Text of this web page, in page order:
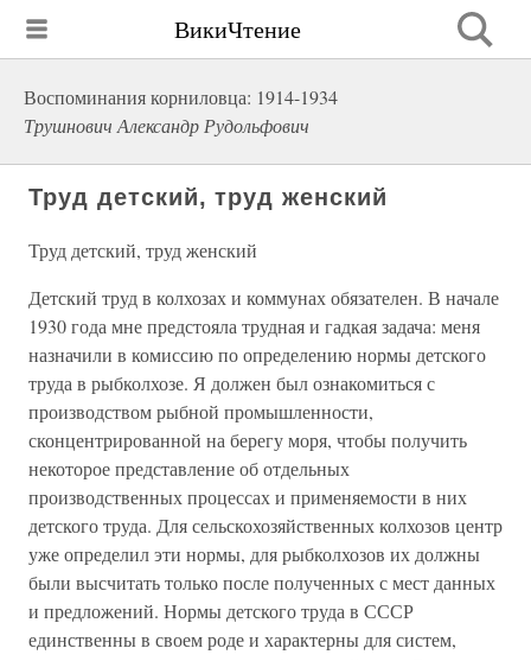
ВикиЧтение
Воспоминания корниловца: 1914-1934
Трушнович Александр Рудольфович
Труд детский, труд женский
Труд детский, труд женский
Детский труд в колхозах и коммунах обязателен. В начале
1930 года мне предстояла трудная и гадкая задача: меня
назначили в комиссию по определению нормы детского
труда в рыбколхозе. Я должен был ознакомиться с
производством рыбной промышленности,
сконцентрированной на берегу моря, чтобы получить
некоторое представление об отдельных
производственных процессах и применяемости в них
детского труда. Для сельскохозяйственных колхозов центр
уже определил эти нормы, для рыбколхозов их должны
были высчитать только после полученных с мест данных
и предложений. Нормы детского труда в СССР
единственны в своем роде и характерны для систем,